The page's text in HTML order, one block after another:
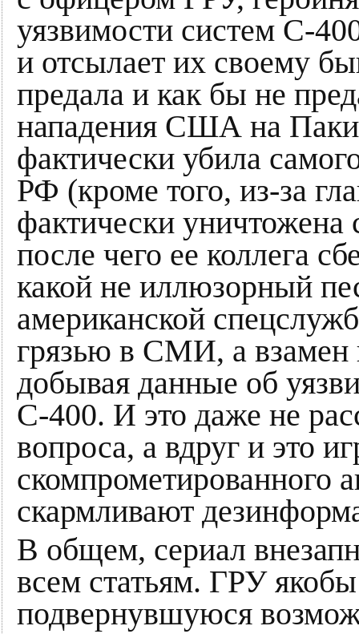
уязвимости систем С-
и отсылает их своему
предала и как бы не
нападения США на
фактически убила
РФ (кроме того, из-за
фактически уничтожена
после чего ее коллега
какой не иллюзорный
американской
грязью в СМИ, а взамен
добывая данные об
С-400. И это даже не
вопроса, а вдруг и это
скомпрометированного
скармливают
В общем, сериал
всем статьям. ГРУ
подвернувшуюся